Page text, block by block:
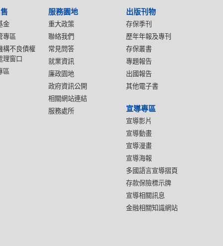
金
專區
構不良債權
理窗口
區
服務園地
重大政策
聯絡我們
常見問答
就業資訊
廉政園地
政府資訊公開
相關網站連結
服務處所
出版刊物
存保季刊
歷年年報及專刊
存保叢書
專題報告
出國報告
其他電子書
宣導專區
宣導影片
宣導動畫
宣導漫畫
宣導海報
多國語言宣導摺頁
存款保險標示牌
宣導相關訊息
金融相關知識網站